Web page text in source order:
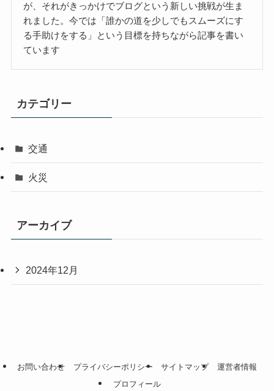
が、それがきっかけでブログという新しい挑戦が生ま
れました。今では「誰かの道を少しでもスムーズにす
る手助けをする」という目標を持ちながら記事を書い
ています
カテゴリー
交通
火災
アーカイブ
2024年12月
お問い合わせ プライバシーポリシー サイトマップ
運営者情報
プロフィール